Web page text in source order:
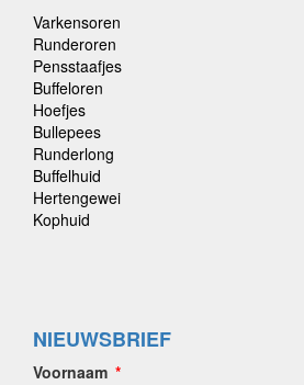
Varkensoren
Runderoren
Pensstaafjes
Buffeloren
Hoefjes
Bullepees
Runderlong
Buffelhuid
Hertengewei
Kophuid
NIEUWSBRIEF
Voornaam